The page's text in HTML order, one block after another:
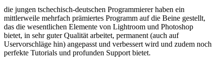
die jungen tschechisch-deutschen Programmierer haben ein
mittlerweile mehrfach prämiertes Programm auf die Beine gestellt,
das die wesentlichen Elemente von Lightroom und Photoshop
bietet, in sehr guter Qualität arbeitet, permanent (auch auf
Uservorschläge hin) angepasst und verbessert wird und zudem noch
perfekte Tutorials und profunden Support bietet.